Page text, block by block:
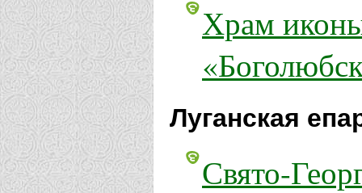
Храм
Луганская
Свято-